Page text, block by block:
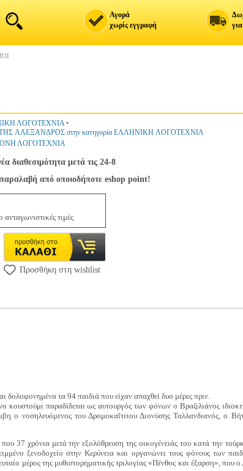
Αγορά
χωρίς εγγραφή
ΛΟΓΟΤΕΧΝΙΑ•
ΑΛΕΞΑΝΔΡΟΣ στην κατηγορία ΕΛΛΗΝΙΚΗ ΛΟΓΟΤΕΧΝΙΑ
ΛΟΓΟΤΕΧΝΙΑ
διαθεσιμότητα μετά τις 24-8
από οποιοδήποτε eshop point!
ανταγωνιστικές τιμές
Προσθήκη στη wishlist
τα 94 παιδιά που είχαν απαχθεί δυο μέρες πριν.
παραδίδεται ως αυτουργός των φόνων ο Βραζιλιάνος
ο νοσηλευόμενος του Δρομοκαΐτειου Διονύσης Ταλλανδιανός, ο
37 χρόνια μετά την εξολόθρευση της οικογένειάς του κατά την
ξενοδοχείο στην Κερύνεια και οργανώνει τους φόνους των
μέρος της μυθιστορηματικής τριλογίας «Πένθος και έξαρση»,